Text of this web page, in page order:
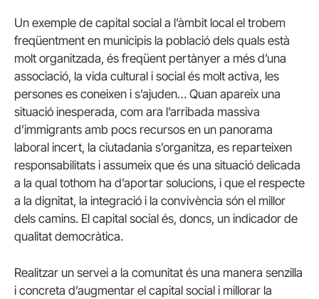
Un exemple de capital social a l’àmbit local el trobem
freqüentment en municipis la població dels quals està
molt organitzada, és freqüent pertànyer a més d’una
associació, la vida cultural i social és molt activa, les
persones es coneixen i s’ajuden… Quan apareix una
situació inesperada, com ara l’arribada massiva
d’immigrants amb pocs recursos en un panorama
laboral incert, la ciutadania s’organitza, es reparteixen
responsabilitats i assumeix que és una situació delicada
a la qual tothom ha d’aportar solucions, i que el respecte
a la dignitat, la integració i la convivència són el millor
dels camins. El capital social és, doncs, un indicador de
qualitat democràtica.
Realitzar un servei a la comunitat és una manera senzilla
i concreta d’augmentar el capital social i millorar la